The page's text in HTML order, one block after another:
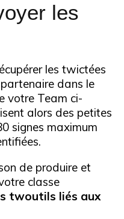
les
les twictées
dans le
votre Team ci-
alors des petites
signes maximum
de produire et
classe
twoutils liés aux